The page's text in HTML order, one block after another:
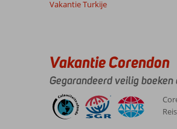
Vakantie Turkije
Vakantie Corendon
Gegarandeerd veilig boeken